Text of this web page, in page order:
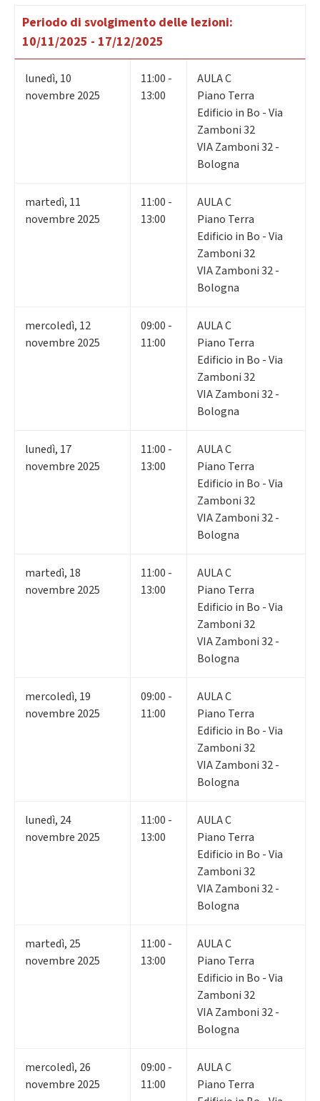
Periodo di svolgimento delle lezioni:
10/11/2025 - 17/12/2025
lunedì, 10
novembre 2025
11:00 -
13:00
AULA C
Piano Terra
Edificio in Bo - Via
Zamboni 32
VIA Zamboni 32 -
Bologna
martedì, 11
novembre 2025
11:00 -
13:00
AULA C
Piano Terra
Edificio in Bo - Via
Zamboni 32
VIA Zamboni 32 -
Bologna
mercoledì, 12
novembre 2025
09:00 -
11:00
AULA C
Piano Terra
Edificio in Bo - Via
Zamboni 32
VIA Zamboni 32 -
Bologna
lunedì, 17
novembre 2025
11:00 -
13:00
AULA C
Piano Terra
Edificio in Bo - Via
Zamboni 32
VIA Zamboni 32 -
Bologna
martedì, 18
novembre 2025
11:00 -
13:00
AULA C
Piano Terra
Edificio in Bo - Via
Zamboni 32
VIA Zamboni 32 -
Bologna
mercoledì, 19
novembre 2025
09:00 -
11:00
AULA C
Piano Terra
Edificio in Bo - Via
Zamboni 32
VIA Zamboni 32 -
Bologna
lunedì, 24
novembre 2025
11:00 -
13:00
AULA C
Piano Terra
Edificio in Bo - Via
Zamboni 32
VIA Zamboni 32 -
Bologna
martedì, 25
novembre 2025
11:00 -
13:00
AULA C
Piano Terra
Edificio in Bo - Via
Zamboni 32
VIA Zamboni 32 -
Bologna
mercoledì, 26
novembre 2025
09:00 -
11:00
AULA C
Piano Terra